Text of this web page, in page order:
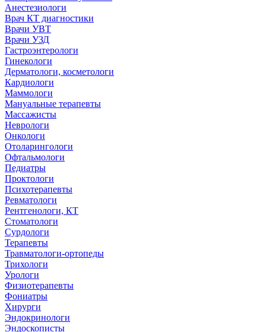
Анестезиологи
Врач КТ диагностики
Врачи УВТ
Врачи УЗД
Гастроэнтерологи
Гинекологи
Дерматологи, косметологи
Кардиологи
Маммологи
Мануальные терапевты
Массажисты
Неврологи
Онкологи
Отоларингологи
Офтальмологи
Педиатры
Проктологи
Психотерапевты
Ревматологи
Рентгенологи, КТ
Стоматологи
Сурдологи
Терапевты
Травматологи-ортопеды
Трихологи
Урологи
Физиотерапевты
Фониатры
Хирурги
Эндокринологи
Эндоскописты